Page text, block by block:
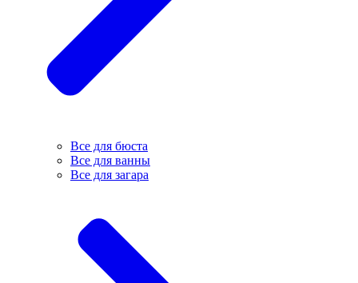
Все для бюста
Все для ванны
Все для загара